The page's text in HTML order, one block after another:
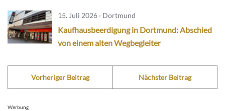
15. Juli 2026 · Dortmund
Kaufhausbeerdigung in Dortmund: Abschied
von einem alten Wegbegleiter
Vorheriger Beitrag Nächster Beitrag
Werbung